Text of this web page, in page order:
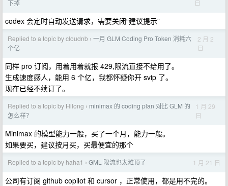
下掉
日
codex 会定时自动发送请求，需要关闭“建议提示”
Replied to a topic by cloudnb › 一月 GLM Coding Pro Token 消耗六
个亿
2 月 2
日
同样 pro 订阅，用着用着就报 429,限流直接不给用了。
生成速度感人，能用 6 个亿，我都怀疑你开 svip 了。
现在已经不续订了。
Replied to a topic by Hilong › minimax 的 coding plan 对比 GLM 的
怎么样？
1 月 29
日
Minimax 的模型能力一般，买了一个月，能力一般。
如果要买，建议按月买，买最便宜的那个
Replied to a topic by haha1 › GML 限流也太难顶了 1 月 21 日
公司有订阅 github copilot 和 cursor ，正常使用，都是用不完的。